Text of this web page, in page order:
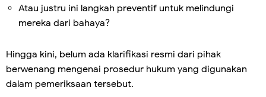
Atau justru ini langkah preventif untuk melindungi
mereka dari bahaya?
Hingga kini, belum ada klarifikasi resmi dari pihak
berwenang mengenai prosedur hukum yang digunakan
dalam pemeriksaan tersebut.